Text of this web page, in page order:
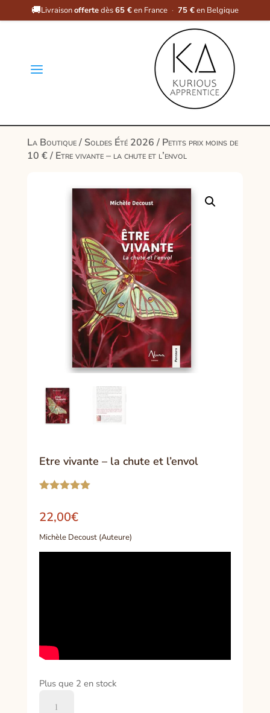
🚚Livraisonoffertedès65 €en France · 75 €en Belgique
a
La Boutique/ Soldes Été 2026/ Petits prix moins de
10 €/ Etre vivante – la chute et l’envol
Etre vivante – la chute et l’envol
basé sur
client
22,00€
Michèle Decoust (Auteure)
Plus que 2 en stock